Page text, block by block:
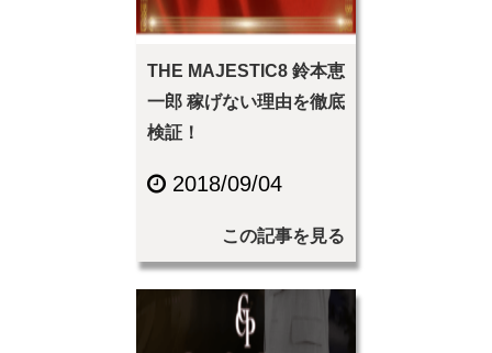
THE MAJESTIC8 鈴本恵
一郎 稼げない理由を徹底
検証！
2018/09/04
この記事を見る